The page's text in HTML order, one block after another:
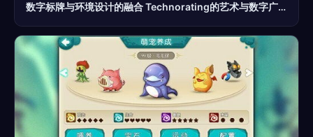
数字标牌与环境设计的融合 Technorating的艺术与数字广告制作的革新